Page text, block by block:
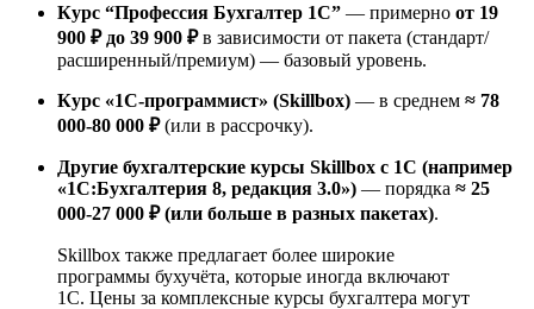
Курс “Профессия Бухгалтер 1С” — примерно от 19
900 ₽ до 39 900 ₽в зависимости от пакета (стандарт/
расширенный/премиум) — базовый уровень.
Курс «1С-программист» (Skillbox) — в среднем ≈ 78
000-80 000 ₽(или в рассрочку).
Другие бухгалтерские курсы Skillbox с 1С (например
«1С:Бухгалтерия 8, редакция 3.0») — порядка ≈ 25
000-27 000 ₽ (или больше в разных пакетах).
Skillbox также предлагает более широкие
программы бухучёта, которые иногда включают
1С. Цены за комплексные курсы бухгалтера могут